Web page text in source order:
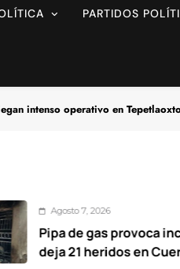
PARTIDOS
intenso operativo en
provoca incendio masivo y
en Cuernavaca